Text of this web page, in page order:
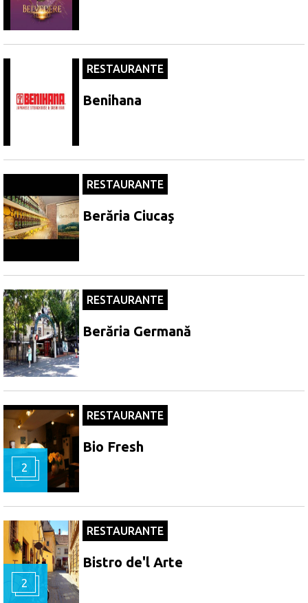
RESTAURANTE
Benihana
RESTAURANTE
Berăria Ciucaş
RESTAURANTE
Berăria Germană
2
RESTAURANTE
Bio Fresh
2
RESTAURANTE
Bistro de'l Arte